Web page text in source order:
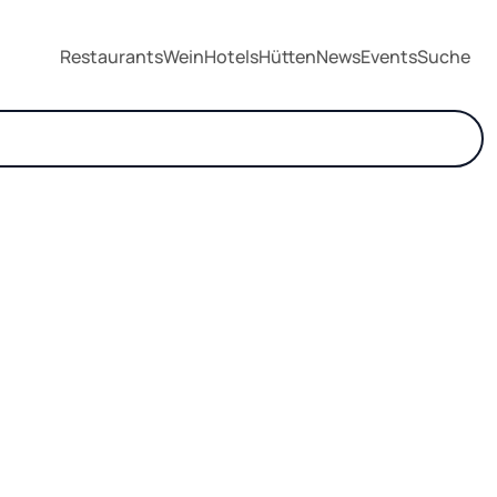
RestaurantsWeinHotelsHüttenNewsEventsSuche